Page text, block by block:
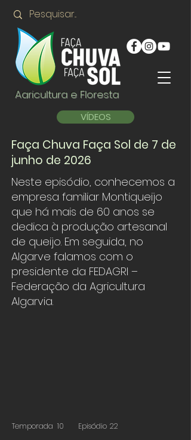
Agricultura e Floresta
VÍDEOS
Faça Chuva Faça Sol de 7 de
junho de 2026
Neste episódio, conhecemos a
empresa familiar Montiqueijo
que há mais de 60 anos se
dedica à produção artesanal
de queijo. Em seguida, no
Algarve falamos com o
presidente da FEDAGRI –
Federação da Agricultura
Algarvia.
Temporada 10 Episódio 22